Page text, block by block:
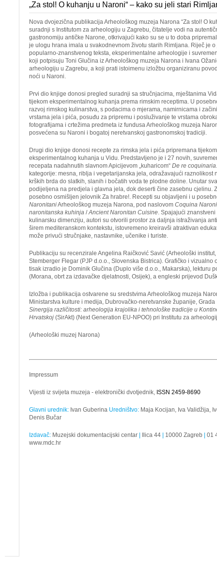
„Za stol! O kuhanju u Naroni“ – kako su jeli stari
Nova dvojezična publikacija Arheološkog muzeja Narona “Za stol! O
suradnji s Institutom za arheologiju u Zagrebu, čitatelje vodi na
gastronomiju antičke Narone, otkrivajući kako su se u to doba
je ulogu hrana imala u svakodnevnom životu starih Rimljana. Riječ je
popularno-znanstvenog teksta, eksperimentalne arheologije i
koji potpisuju Toni Glučina iz Arheološkog muzeja Narona i Ivana
arheologiju u Zagrebu, a koji prati istoimenu izložbu organiziranu
noći u Naroni.
Prvi dio knjige donosi pregled suradnji sa stručnjacima, mještanima
tijekom eksperimentalnog kuhanja prema rimskim receptima. U
razvoj rimskog kulinarstva, s podacima o mjerama, namirnicama i
vrstama jela i pića, posuđu za pripremu i posluživanje te vrstama
fotografijama i crtežima predmeta iz fundusa Arheološkog muzeja
posvećena su Naroni i bogatoj neretvanskoj gastronomskoj tradiciji.
Drugi dio knjige donosi recepte za rimska jela i pića pripremana
eksperimentalnog kuhanja u Vidu. Predstavljeno je i 27 novih,
recepata nadahnutih slavnom Apicijevom „kuharicom“ De re coquinaria
kategorije: mesna, riblja i vegetarijanska jela, odražavajući raznolikost
krških brda do slatkih, slanih i bočatih voda te plodne doline. Unutar
podijeljena na predjela i glavna jela, dok deserti čine zasebnu cjelinu.
posebno osmišljen jelovnik Za hrabre!. Recepti su objavljeni i u
NaronitaniArheološkog muzeja Narona, pod naslovom Coquina
naronitanska kuhinja /Ancient Naronitan Cuisine. Spajajući
kulinarsku dimenziju, autori su otvorili prostor za daljnja istraživanja
širem mediteranskom kontekstu, istovremeno kreiravši atraktivan
može privući stručnjake, nastavnike, učenike i turiste.
Publikaciju su recenzirale Angelina Raičković Savić (Arheološki
Stemberger Flegar (PJP d.o.o., Slovenska Bistrica). Grafičko i vizualno
tisak izradio je Dominik Glučina (Duplo više d.o.o., Makarska), lekturu
(Morana, obrt za izdavačke djelatnosti, Osijek), a engleski prijevod
Izložba i publikacija ostvarene su sredstvima Arheološkog muzeja
Ministarstva kulture i medija, Dubrovačko-neretvanske županije,
Sinergija različitosti: arheologija krajolika i tehnološke tradicije u
Hrvatskoj (SirAkt) (Next Generation EU-NPOO) pri Institutu za
(Arheološki muzej Narona)
Impressum
Vijesti iz svijeta muzeja - elektronički dvotjednik, ISSN 2459-8690
Glavni urednik: Ivan Guberina Uredništvo: Maja Kocijan, Iva Validžija,
Denis Bučar
Izdavač: Muzejski dokumentacijski centar Ilica 44 10000 Zagreb
01
www.mdc.hr